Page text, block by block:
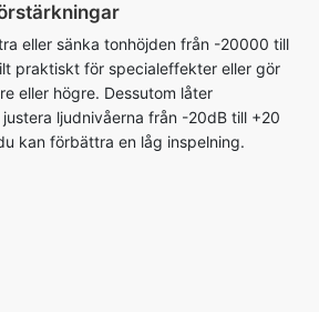
eller sänka tonhöjden från -20000 till
praktiskt för specialeffekter eller gör
eller högre. Dessutom låter
ljudnivåerna från -20dB till +20
kan förbättra en låg inspelning.